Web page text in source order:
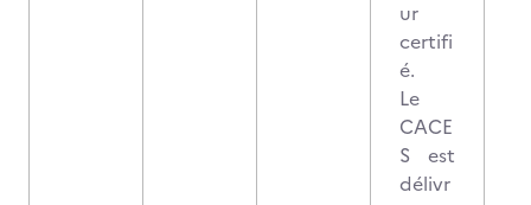
ur
certifi
é.
Le
CACE
S est
délivr